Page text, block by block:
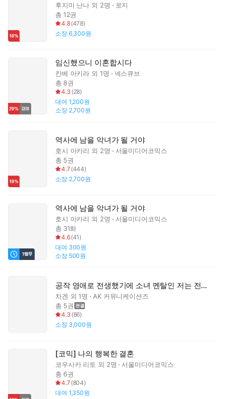
후지미 난나 외 2명
로지
총 12권
4.8(478)
소장 6,300원
임신했으니 이혼합시다
칸베 아키라 외 1명
넥스큐브
총 8권
4.3 (28)
대여 1,200원
소장 2,700원
역사에 남을 악녀가 될 거야
호시 아카리 외 2명
서울미디어코믹스
총 5권
4.7 (444)
소장 2,700원
역사에 남을 악녀가 될 거야
호시 아카리 외 2명
서울미디어코믹스
총 31화
4.6(41 )
대여 300원
소장 500원
공작 영애로 전생했기에 소녀 멘탈인 저는 전력으로 여자애로서 살겠습니다
차겐 외 1명
AK 커뮤니케이션즈
총 5권
4.3 (86)
소장 3,000원
[코믹] 나의 행복한 결혼
코우사카 리토 외 2명
서울미디어코믹스
총 6권
4.7 (804)
대여 1,350원